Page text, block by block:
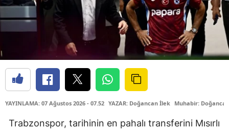
YAYINLAMA: 07 Ağustos 2026 - 07.52 YAZAR: Doğancan İlek Muhabir:
Trabzonspor, tarihinin en pahalı transferini Mısırlı